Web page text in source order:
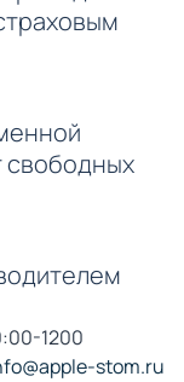
свободных
1200
stom.ru